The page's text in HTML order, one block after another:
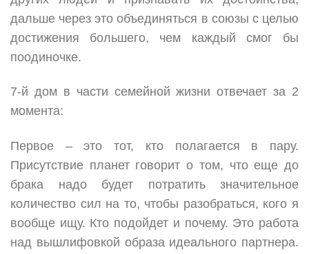
дальше через это объединяться в союзы с целью
достижения большего, чем каждый смог бы
поодиночке.
7-й дом в части семейной жизни отвечает за 2
момента:
Первое – это тот, кто полагается в пару.
Присутствие планет говорит о том, что еще до
брака надо будет потратить значительное
количество сил на то, чтобы разобраться, кого я
вообще ищу. Кто подойдет и почему. Это работа
над вышлифовкой образа идеального партнера.